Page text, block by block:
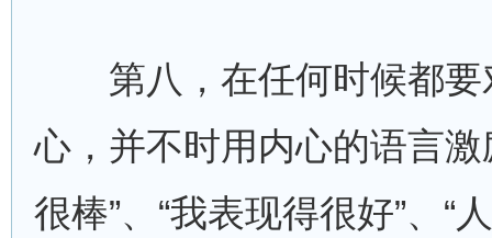
第八，在任何时候都要
心，并不时用内心的语言激
很棒”、“我表现得很好”、“